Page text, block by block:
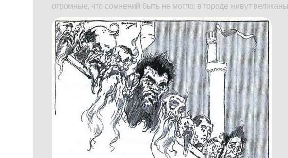
огромные, что сомнений быть не могло: в городе живут великаны.